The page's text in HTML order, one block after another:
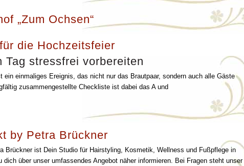
„Zum Ochsen“
die Hochzeitsfeier
Tag stressfrei vorbereiten
ein einmaliges Ereignis, das nicht nur das Brautpaar, sondern auch alle Gäste
zusammengestellte Checkliste ist dabei das A und
by Petra Brückner
Brückner ist Dein Studio für Hairstyling, Kosmetik, Wellness und Fußpflege in
dich über unser umfassendes Angebot näher informieren. Bei Fragen steht unser